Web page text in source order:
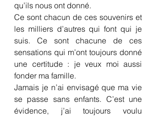
qu’ils nous ont donné.
Ce sont chacun de ces souvenirs et
les milliers d’autres qui font qui je
suis. Ce sont chacune de ces
sensations qui m’ont toujours donné
une certitude : je veux moi aussi
fonder ma famille.
Jamais je n’ai envisagé que ma vie
se passe sans enfants. C’est une
évidence, j’ai toujours voulu